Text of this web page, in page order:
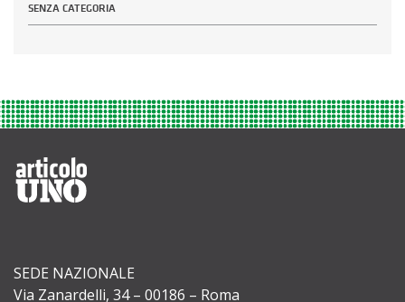
SENZA CATEGORIA
SEDE NAZIONALE
Via Zanardelli, 34 – 00186 – Roma